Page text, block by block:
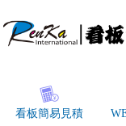
看板簡易見積